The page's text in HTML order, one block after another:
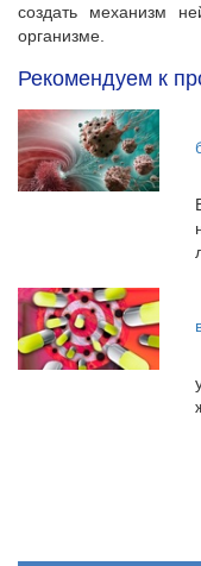
создать механизм
организме.
Рекомендуем к